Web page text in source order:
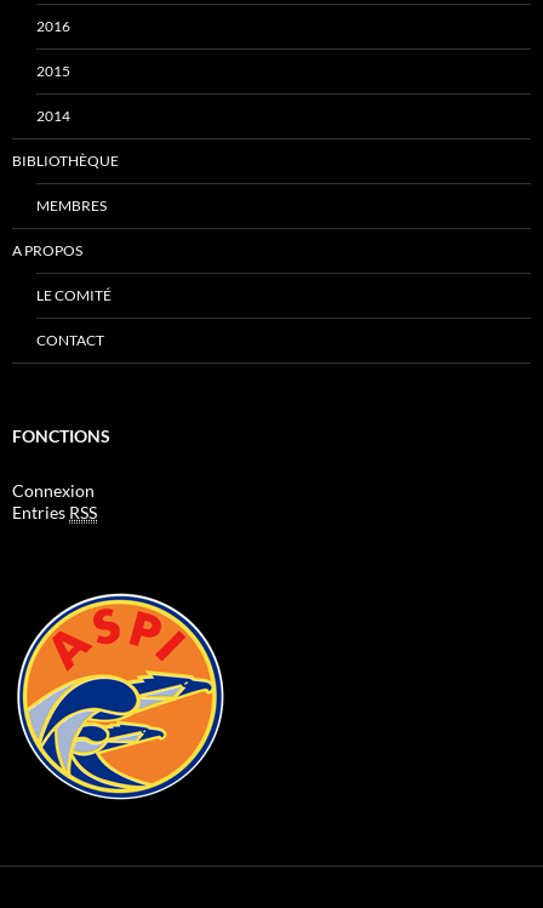
2016
2015
2014
BIBLIOTHÈQUE
MEMBRES
A PROPOS
LE COMITÉ
CONTACT
FONCTIONS
Connexion
Entries RSS